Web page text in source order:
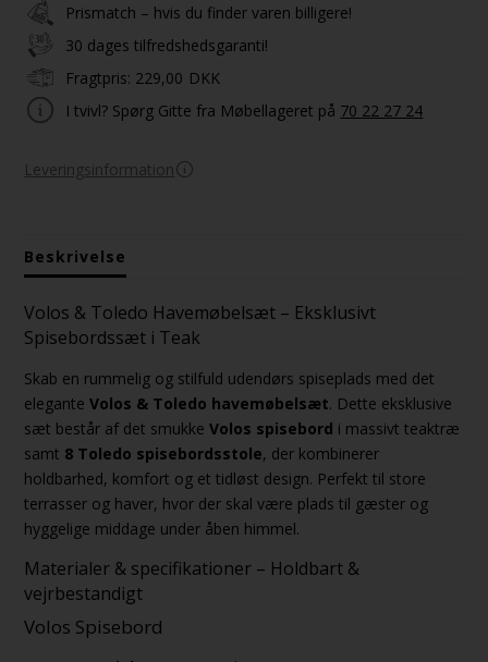
Prismatch – hvis du finder varen billigere!
30 dages tilfredshedsgaranti!
Fragtpris: 229,00 DKK
I tvivl? Spørg Gitte fra Møbellageret på 70 22 27 24
Leveringsinformation
Beskrivelse
Volos & Toledo Havemøbelsæt – Eksklusivt
Spisebordssæt i Teak
Skab en rummelig og stilfuld udendørs spiseplads med det
eleganteVolos & Toledo havemøbelsæt. Dette eksklusive
sæt består af det smukkeVolos spisebord i massivt teaktræ
samt 8 Toledo spisebordsstole, der kombinerer
holdbarhed, komfort og et tidløst design. Perfekt til store
terrasser og haver, hvor der skal være plads til gæster og
hyggelige middage under åben himmel.
Materialer & specifikationer – Holdbart &
vejrbestandigt
Volos Spisebord